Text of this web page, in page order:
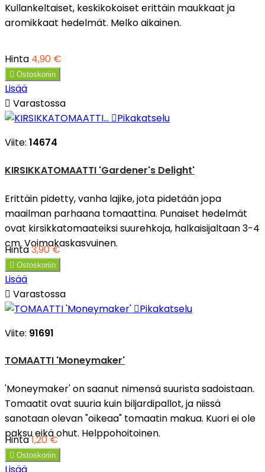
Kullankeltaiset, keskikokoiset erittäin maukkaat ja
aromikkaat hedelmät. Melko aikainen.
Hinta 4,90 €
 Ostoskoriin
Lisää
 Varastossa
Pikakatselu
Viite: 14674
KIRSIKKATOMAATTI 'Gardener's Delight'
Erittäin pidetty, vanha lajike, jota pidetään jopa
maailman parhaana tomaattina. Punaiset hedelmät
ovat kirsikkatomaateiksi suurehkoja, halkaisijaltaan 3-4
cm. Voimakaskasvuinen.
Hinta3,90 €
 Ostoskoriin
Lisää
 Varastossa
Pikakatselu
Viite: 91691
TOMAATTI 'Moneymaker'
'Moneymaker' on saanut nimensä suurista sadoistaan.
Tomaatit ovat suuria kuin biljardipallot, ja niissä
sanotaan olevan "oikeaa" tomaatin makua. Kuori ei ole
paksu eikä ohut. Helppohoitoinen.
Hinta1,20 €
 Ostoskoriin